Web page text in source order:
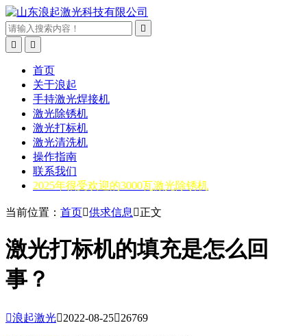



首页
关于浪起
手持激光焊接机
激光除锈机
激光打标机
激光清洗机
操作指南
联系我们
2025年很受欢迎的3000瓦激光除锈机
当前位置： 首页供求信息 正文
激光打标机的填充是怎么回
事？
浪起激光2022-08-2526769